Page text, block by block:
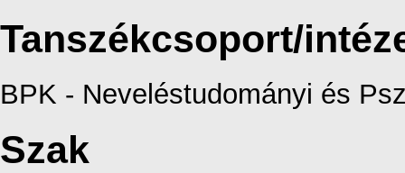
Tanszékcsoport/
BPK - Neveléstudományi és
Szak